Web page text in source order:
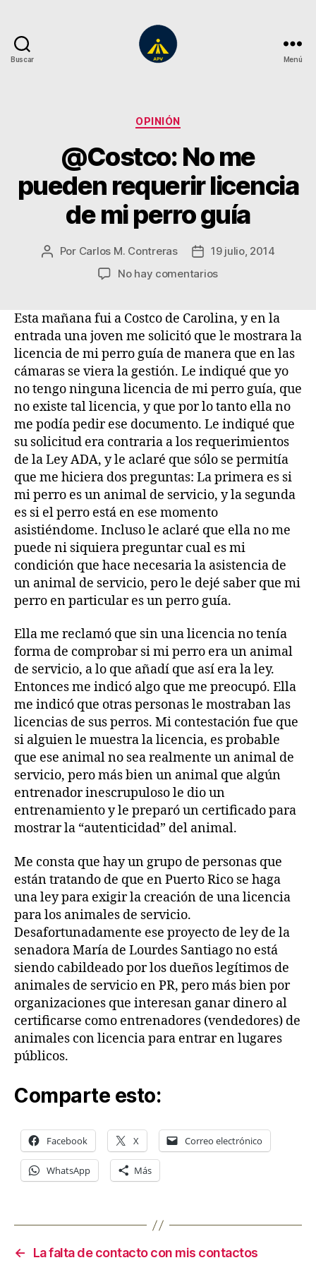
Buscar Menú
Categorías
OPINIÓN
@Costco: No me
pueden requerir licencia
de mi perro guía
Autor
Por Carlos M. Contreras
Fecha
de
19 julio, 2014
No hay comentariosen
me
pueden
requerir
licencia
de
mi
perro
guía
Esta mañana fui a Costco de Carolina, y en la
entrada una joven me solicitó que le mostrara la
licencia de mi perro guía de manera que en las
cámaras se viera la gestión. Le indiqué que yo
no tengo ninguna licencia de mi perro guía, que
no existe tal licencia, y que por lo tanto ella no
me podía pedir ese documento. Le indiqué que
su solicitud era contraria a los requerimientos
de la Ley ADA, y le aclaré que sólo se permitía
que me hiciera dos preguntas: La primera es si
mi perro es un animal de servicio, y la segunda
es si el perro está en ese momento
asistiéndome. Incluso le aclaré que ella no me
puede ni siquiera preguntar cual es mi
condición que hace necesaria la asistencia de
un animal de servicio, pero le dejé saber que mi
perro en particular es un perro guía.
Ella me reclamó que sin una licencia no tenía
forma de comprobar si mi perro era un animal
de servicio, a lo que añadí que así era la ley.
Entonces me indicó algo que me preocupó. Ella
me indicó que otras personas le mostraban las
licencias de sus perros. Mi contestación fue que
si alguien le muestra la licencia, es probable
que ese animal no sea realmente un animal de
servicio, pero más bien un animal que algún
entrenador inescrupuloso le dio un
entrenamiento y le preparó un certificado para
mostrar la “autenticidad” del animal.
Me consta que hay un grupo de personas que
están tratando de que en Puerto Rico se haga
una ley para exigir la creación de una licencia
para los animales de servicio.
Desafortunadamente ese proyecto de ley de la
senadora María de Lourdes Santiago no está
siendo cabildeado por los dueños legítimos de
animales de servicio en PR, pero más bien por
organizaciones que interesan ganar dinero al
certificarse como entrenadores (vendedores) de
animales con licencia para entrar en lugares
públicos.
Comparte esto:
Facebook X Correo electrónico
WhatsApp Más
← La falta de contacto con mis contactos